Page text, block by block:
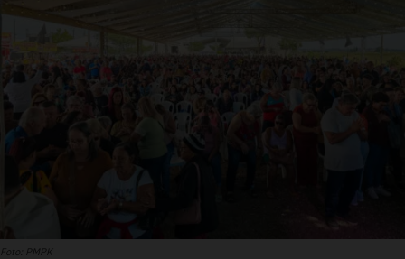
Foto: PMPK